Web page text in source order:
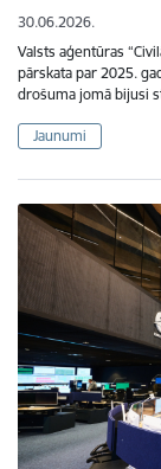
30.06.2026.
Valsts aģentūras
pārskata par 2025.
drošuma jomā bijusi
Jaunumi